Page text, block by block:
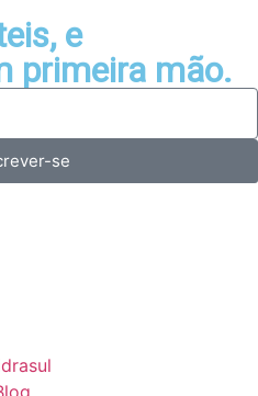
e
primeira mão.
se